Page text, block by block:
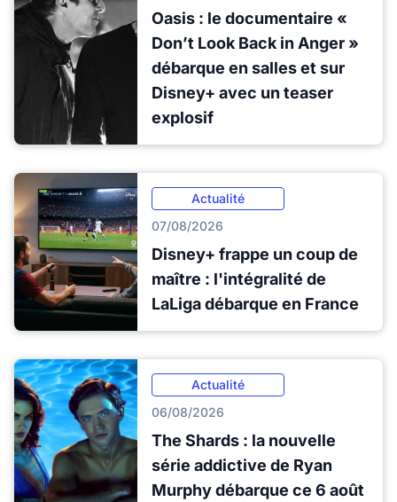
Oasis : le documentaire «
Don’t Look Back in Anger »
débarque en salles et sur
Disney+ avec un teaser
explosif
Actualité
07/08/2026
Disney+ frappe un coup de
maître : l'intégralité de
LaLiga débarque en France
Actualité
06/08/2026
The Shards : la nouvelle
série addictive de Ryan
Murphy débarque ce 6 août